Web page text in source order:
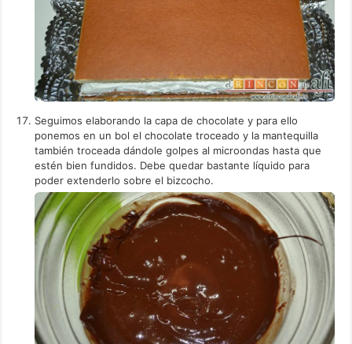
Seguimos elaborando la capa de chocolate y para ello
ponemos en un bol el chocolate troceado y la mantequilla
también troceada dándole golpes al microondas hasta que
estén bien fundidos. Debe quedar bastante líquido para
poder extenderlo sobre el bizcocho.